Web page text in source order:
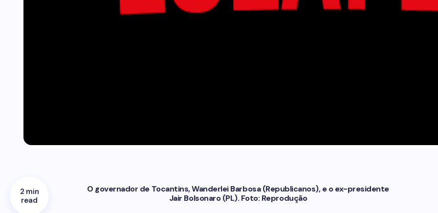
2 min
read
O governador de Tocantins, Wanderlei Barbosa (Republicanos), e o ex-presidente
Jair Bolsonaro (PL). Foto: Reprodução